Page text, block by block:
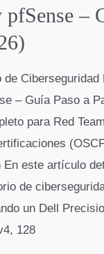
–
de Ciberseguridad
– Guía Paso a
para Red
este artículo
de
un Dell
128